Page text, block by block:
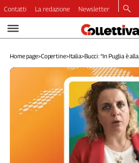
Video
Dirette
Longform
Economia
Lavoro
Contatti La redazione Newsletter
Home page>Copertine>Italia>Bucci: “In Puglia è alla...